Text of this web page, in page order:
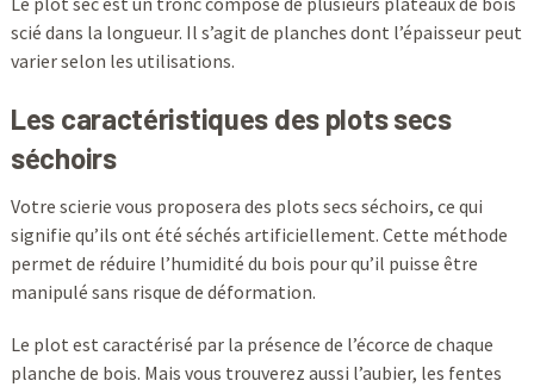
scié dans la longueur. Il s’agit de planches dont l’épaisseur peut
varier selon les utilisations.
Les caractéristiques des plots secs
séchoirs
Votre scierie vous proposera des plots secs séchoirs, ce qui
signifie qu’ils ont été séchés artificiellement. Cette méthode
permet de réduire l’humidité du bois pour qu’il puisse être
manipulé sans risque de déformation.
Le plot est caractérisé par la présence de l’écorce de chaque
planche de bois. Mais vous trouverez aussi l’aubier, les fentes